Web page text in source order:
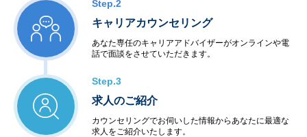
Step.2
キャリアカウンセリング
あなた専任のキャリアアドバイザーがオンラインや電
話で面談をさせていただきます。
Step.3
求人のご紹介
カウンセリングでお伺いした情報からあなたに最適な
求人をご紹介いたします。